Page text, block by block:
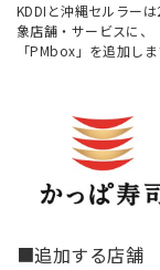
KDDIと沖縄セルラー
象店舗・サービスに、
「PMbox」を追加しま
■追加する店舗